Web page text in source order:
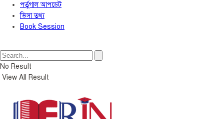
পর্তুগাল আপডেট
ভিসা তথ্য
Book Session
No Result
View All Result